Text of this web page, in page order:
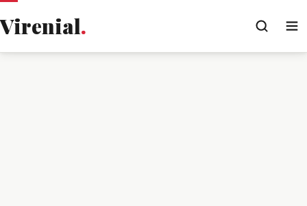
Virenial.